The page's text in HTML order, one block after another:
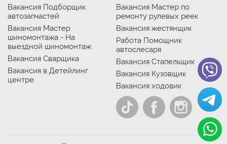
Вакансия Подборщик
автозапчастей
Вакансия Мастер
шиномонтажа - На
выездной шиномонтаж
Вакансия Сварщика
Вакансия в Детейлинг
центре
Вакансия Мастер по
ремонту рулевых реек
Вакансия жестянщик
Работа Помощник
автослесаря
Вакансия Стапельщик
Вакансия Кузовщик
Вакансия ходовик